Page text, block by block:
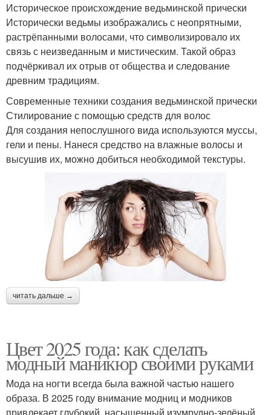
Историческое происхождение ведьминской прически
Исторически ведьмы изображались с неопрятными,
растрёпанными волосами, что символизировало их
связь с неизведанным и мистическим. Такой образ
подчёркивал их отрыв от общества и следование
древним традициям.
Современные техники создания ведьминской прически
Стилирование с помощью средств для волос
Для создания непослушного вида используются муссы,
гели и пены. Нанеся средство на влажные волосы и
высушив их, можно добиться необходимой текстуры.
читать дальше →
Цвет 2025 года: как сделать
модный маникюр своими руками
Мода на ногти всегда была важной частью нашего
образа. В 2025 году внимание модниц и модников